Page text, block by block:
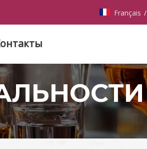
Français /